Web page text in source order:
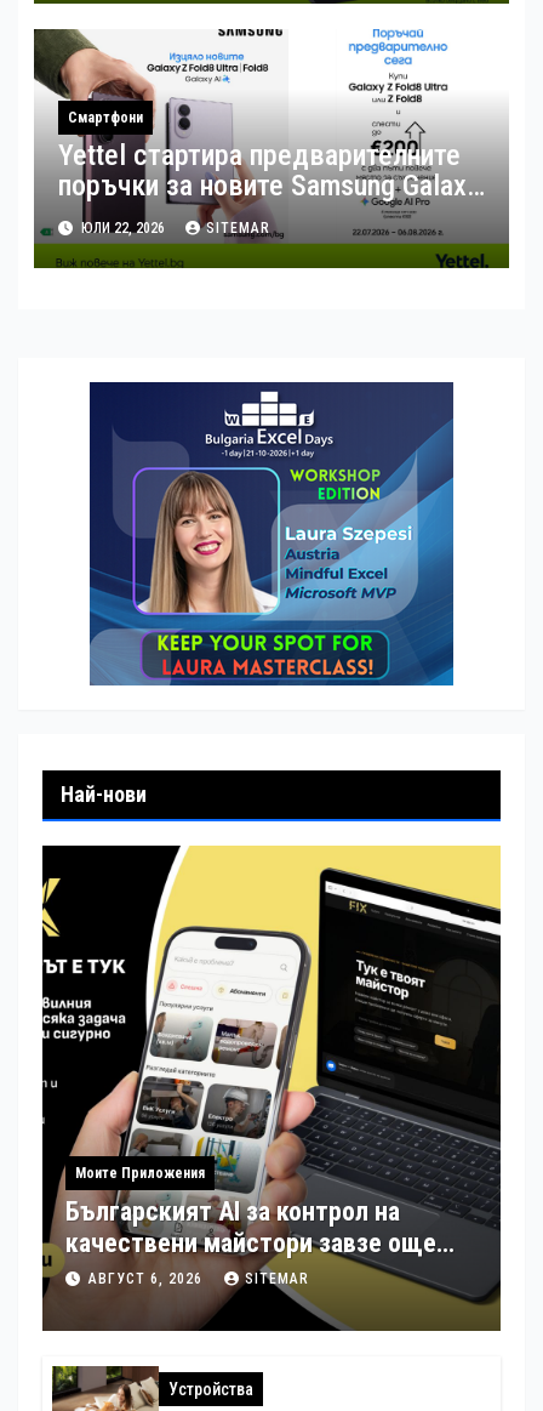
Смартфони
Yettel стартира предварителните
поръчки за новите Samsung Galaxy
Z Flip8, Fold8 и Fold8 Ultra
ЮЛИ 22, 2026 SITEMAR
Най-нови
Моите Приложения
Българският AI за контрол на
качествени майстори завзе още
шест страни в Европа
АВГУСТ 6, 2026 SITEMAR
Устройства